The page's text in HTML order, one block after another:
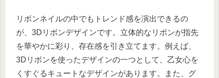
リボンネイルの中でもトレンド感を演出できるの
が、3Dリボンデザインです。立体的なリボンが指先
を華やかに彩り、存在感を引き立てます。例えば、
3Dリボンを使ったデザインの一つとして、乙女心を
くすぐるキュートなデザインがあります。また、グ